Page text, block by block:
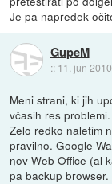
Je pa napredek
GupeM
:: 11. jun
Meni strani, ki jih
včasih res
Zelo redko naletim
pravilno. Google
nov Web Office (al
pa backup browser.